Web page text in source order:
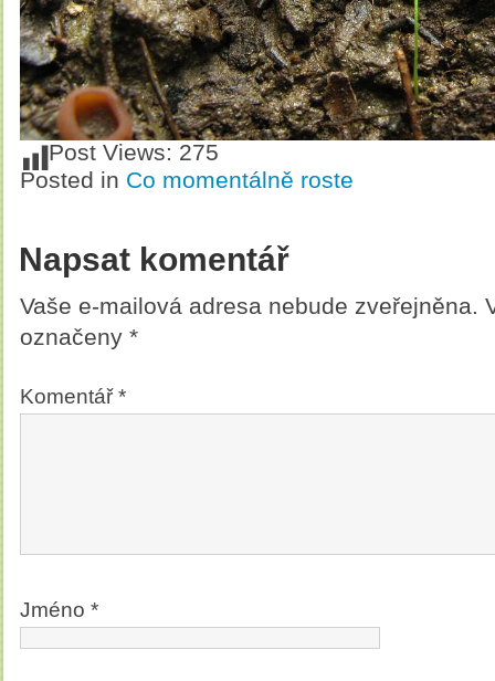
Post Views: 275
Posted in Co momentálně roste
Napsat komentář
Vaše e-mailová adresa nebude zveřejněna.
označeny *
Komentář*
Jméno *